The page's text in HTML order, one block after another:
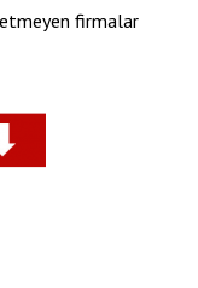
firmalar